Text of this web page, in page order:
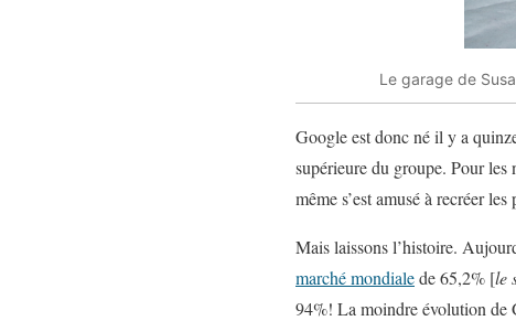
Le garage de
Google est donc né il y a
supérieure du groupe. Pour les
même s’est amusé à recréer
Mais laissons l’histoire.
marché mondialede 65,2% [le
94%! La moindre évolution de